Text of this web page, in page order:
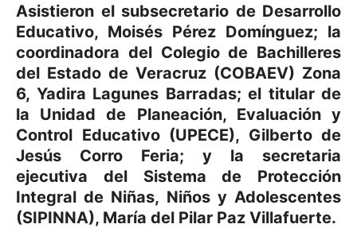
Asistieron el subsecretario de Desarrollo
Educativo, Moisés Pérez Domínguez; la
coordinadora del Colegio de Bachilleres
del Estado de Veracruz (COBAEV) Zona
6, Yadira Lagunes Barradas; el titular de
la Unidad de Planeación, Evaluación y
Control Educativo (UPECE), Gilberto de
Jesús Corro Feria; y la secretaria
ejecutiva del Sistema de Protección
Integral de Niñas, Niños y Adolescentes
(SIPINNA), María del Pilar Paz Villafuerte.